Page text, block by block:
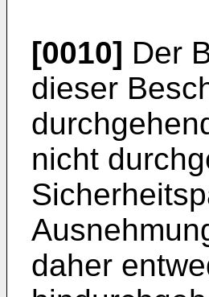
[0010] Der
dieser
nicht
daher